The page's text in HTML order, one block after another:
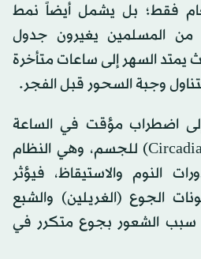
فقط؛ بل يشمل أيضاً نمط
من المسلمين يغيرون جدول
السهر إلى ساعات متأخرة
وجبة السحور قبل الفجر.
اضطراب مؤقت في الساعة
البيولوجية (Circadian Rhythm) للجسم، وهي النظام
النوم والاستيقاظ، فيؤثر
الجوع (الغريلين) والشبع
سبب الشعور بجوع متكرر في